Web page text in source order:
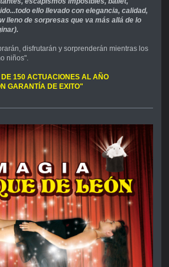
todo ello llevado con elegancia, calidad,
lleno de sorpresas que va más allá de lo
disfrutarán y sorprenderán mientras los
niños".
150 ACTUACIONES AL AÑO
GARANTÍA DE EXITO"